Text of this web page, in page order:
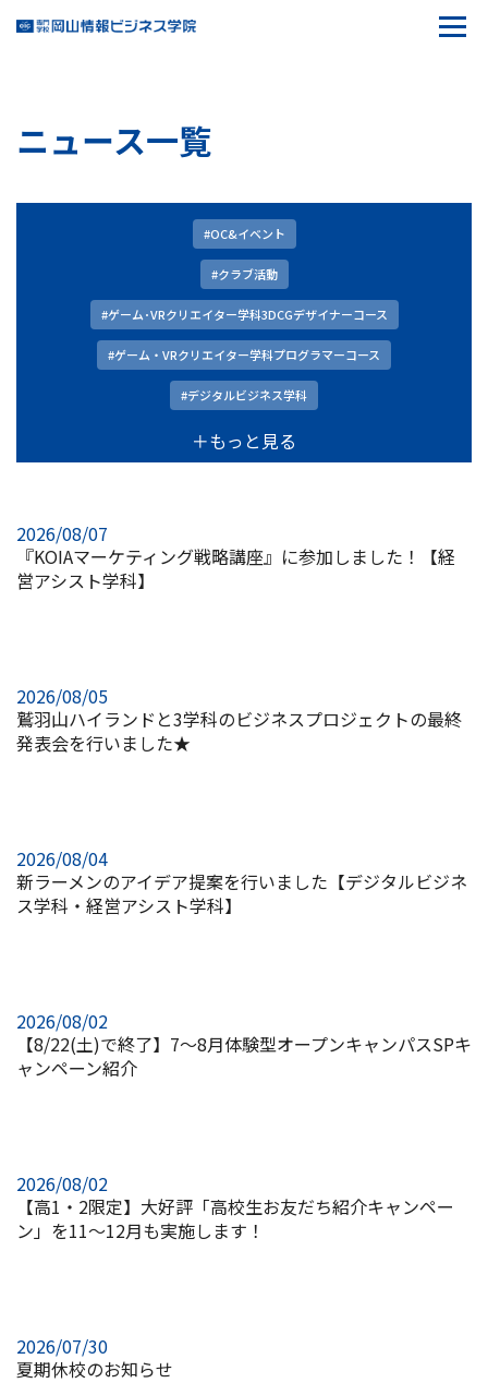
ニュース一覧
#OC&イベント
#クラブ活動
#ゲーム･VRクリエイター学科3DCGデザイナーコース
#ゲーム・VRクリエイター学科プログラマーコース
#デジタルビジネス学科
＋もっと見る
2026/08/07
『KOIAマーケティング戦略講座』に参加しました！【経
営アシスト学科】
2026/08/05
鷲羽山ハイランドと3学科のビジネスプロジェクトの最終
発表会を行いました★
2026/08/04
新ラーメンのアイデア提案を行いました【デジタルビジネ
ス学科・経営アシスト学科】
2026/08/02
【8/22(土)で終了】7～8月体験型オープンキャンパスSPキ
ャンペーン紹介
2026/08/02
【高1・2限定】大好評「高校生お友だち紹介キャンペー
ン」を11～12月も実施します！
2026/07/30
夏期休校のお知らせ